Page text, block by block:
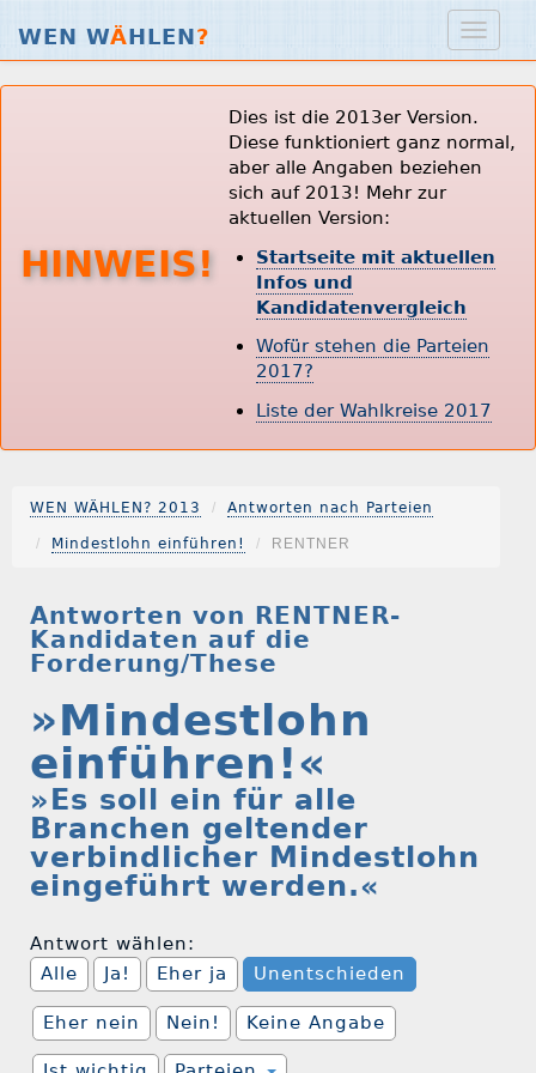
WEN WÄHLEN?
HINWEIS!
Dies ist die 2013er Version.
Diese funktioniert ganz normal,
aber alle Angaben beziehen
sich auf 2013! Mehr zur
aktuellen Version:
Startseite mit aktuellen
Infos und
Kandidatenvergleich
Wofür stehen die Parteien
2017?
Liste der Wahlkreise 2017
WEN WÄHLEN? 2013 Antworten nach Parteien
Mindestlohn einführen! RENTNER
Antworten von RENTNER-
Kandidaten auf die
Forderung/These
»Mindestlohn
einführen!«
»Es soll ein für alle
Branchen geltender
verbindlicher Mindestlohn
eingeführt werden.«
Antwort wählen:
Alle
Ja! Eher ja Unentschieden
Eher nein Nein! Keine Angabe